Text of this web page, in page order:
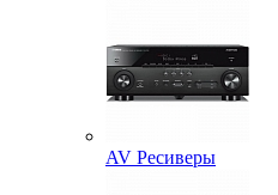
AV Ресиверы